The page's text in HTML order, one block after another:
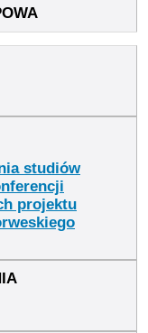
studiów
projektu